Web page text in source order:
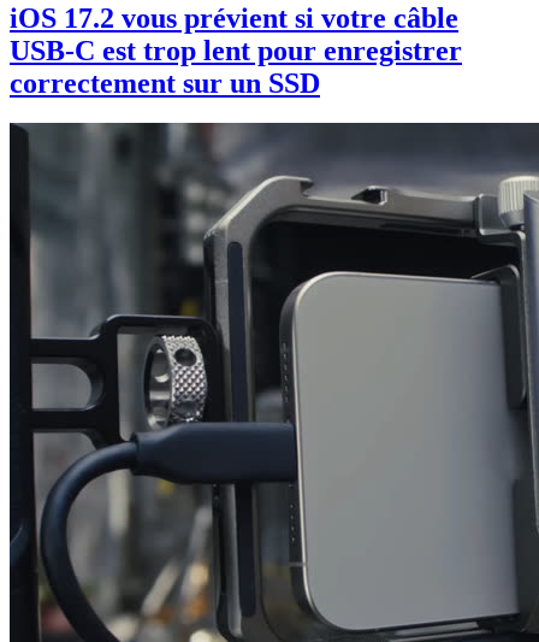
iOS 17.2 vous prévient si votre câble
USB-C est trop lent pour enregistrer
correctement sur un SSD